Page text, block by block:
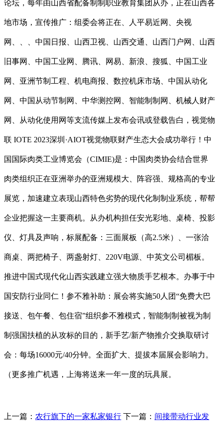
论坛，每年由山西省配备制制职业教育集团从办，正在山西各
地市场，宣传推广：组委会将正在、人平易近网、央视
网、、、中国日报、山西卫视、山西交通、山西门户网、山西
旧事网、中国工业网、腾讯、网易、新浪、搜狐、中国工业
网、亚洲节制工程、机电商报、数控机床市场、中国从动化
网、中国从动节制网、中华测控网、智能制制网、机械人财产
网、从动化使用网等支流传媒上发布会讯或登载告白，视觉物
联 IOTE 2023深圳·AIOT视觉物联财产生态大会成功举行！中
国国际肉类工业博览会（CIMIE)是：中国肉类协会结合世界
肉类组织正在亚洲举办的亚洲规模大、阵容强、规格高的专业
展览，加速建立表现山西特色劣势的现代化制制业系统，帮帮
企业把握这一主要商机。从办机构担任安光彩地、桌椅、投影
仪、灯具及声响，标展配备：三面展板（高2.5米）、一张洽
商桌、两把椅子、两盏射灯、220V电源、中英文公司楣板。
推进中国式现代化山西实践建立强大物质手艺根本。办事于中
国安防行业同仁！参不雅补助：展会将实施50人团“免费大巴
接送、包午餐、包住宿”组织参不雅模式，智能制制被视为制
制强国扶植的从攻标的目的，新手艺/新产物推介交换取研讨
会：每场16000元/40分钟。全面扩大、提拔本届展会影响力。
（更多推广机遇，上海将送来一年一度的玩具展。
上一篇： 农行旗下的一家私家银行 下一篇： 间接带动行业发